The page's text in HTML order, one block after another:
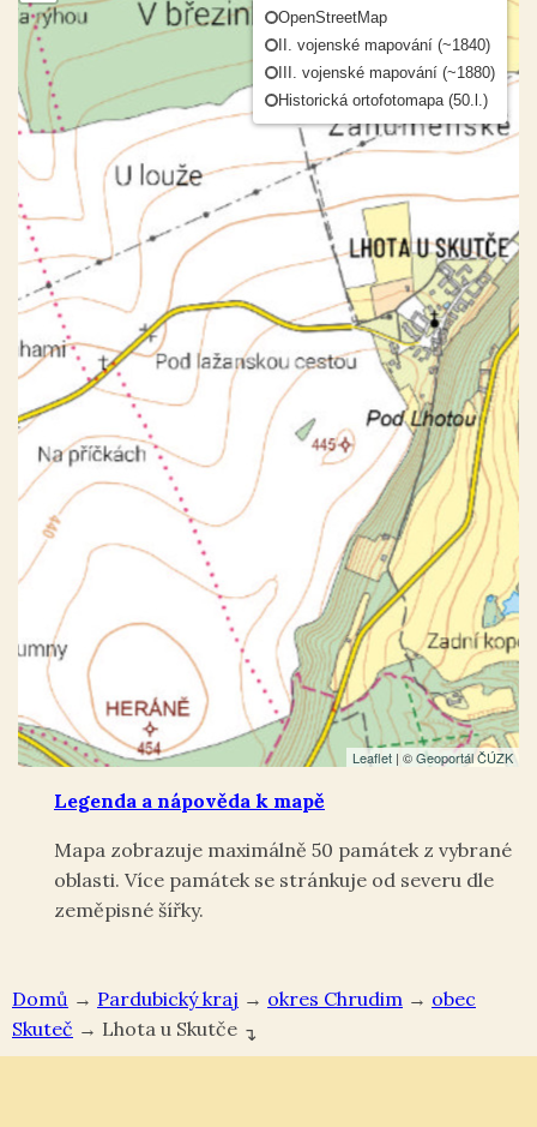
Domů → Pardubický kraj → okres Chrudim →
Skuteč → Lhota u Skutče ↴
Leaflet | ©Geoportál ČÚZK
OpenStreetMap
II. vojenské mapování (~1840)
III. vojenské mapování (~1880)
Historická ortofotomapa (50.l.)
Legenda a nápověda k mapě
Mapa zobrazuje maximálně 50 památek z vybrané
oblasti. Více památek se stránkuje od severu dle
zeměpisné šířky.